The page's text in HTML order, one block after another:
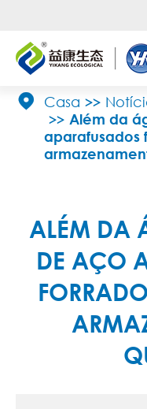
 Casa
Além da
aparafusados
ALÉM DA
DE AÇO